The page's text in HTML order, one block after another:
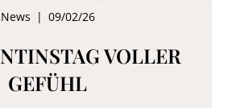
News | 09/02/26
VOLLER
GEFÜHL